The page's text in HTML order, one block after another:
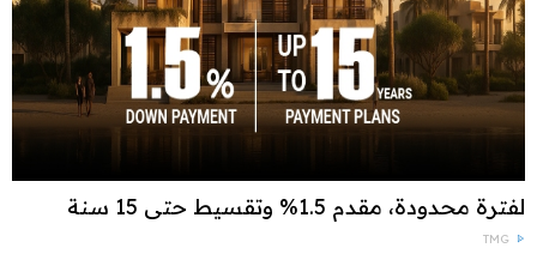
لفترة محدودة، مقدم 1.5% وتقسيط حتى 15 سنة
TMG